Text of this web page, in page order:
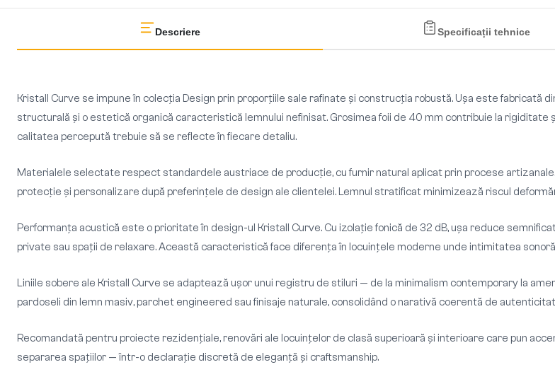
Descriere Specificații tehnice
Kristall Curve se impune în colecția Design prin proporțiile sale rafinate și construcția robustă. Ușa este fabricată
structurală și o estetică organică caracteristică lemnului nefinisat. Grosimea foii de 40 mm contribuie la
calitatea percepută trebuie să se reflecte în fiecare detaliu.
Materialele selectate respect standardele austriace de producție, cu furnir natural aplicat prin procese
protecție și personalizare după preferințele de design ale clientelei. Lemnul stratificat minimizează riscul
Performanța acustică este o prioritate în design-ul Kristall Curve. Cu izolație fonică de 32 dB, ușa reduce
private sau spații de relaxare. Această caracteristică face diferența în locuințele moderne unde intimitatea
Liniile sobere ale Kristall Curve se adaptează ușor unui registru de stiluri — de la minimalism contemporary la
pardoseli din lemn masiv, parchet engineered sau finisaje naturale, consolidând o narativă coerentă de
Recomandată pentru proiecte rezidențiale, renovări ale locuințelor de clasă superioară și interioare care pun
separarea spațiilor — într-o declarație discretă de eleganță și craftsmanship.